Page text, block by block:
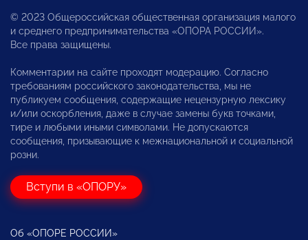
© 2023 Общероссийская общественная организация малого
и среднего предпринимательства «ОПОРА РОССИИ».
Все права защищены.
Комментарии на сайте проходят модерацию. Согласно
требованиям российского законодательства, мы не
публикуем сообщения, содержащие нецензурную лексику
и/или оскорбления, даже в случае замены букв точками,
тире и любыми иными символами. Не допускаются
сообщения, призывающие к межнациональной и социальной
розни.
Вступи в «ОПОРУ»
Об «ОПОРЕ РОССИИ»